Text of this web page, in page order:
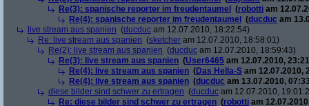
Re(3): spanische reporter im freudentaumel
(robotti am
Re(4): spanische reporter im freudentaumel
(ducduc am
live stream aus spanien (ducduc am 12.07.2010, 18:22:54)
Re: live stream aus spanien (sketcher am 12.07.2010, 18:58:01)
Re(2): live stream aus spanien (ducduc am 12.07.2010, 18:59:43)
Re(3): live stream aus spanien (User6465 am 12.07.2010,
Re(4): live stream aus spanien (Das Hella-S am 12.07.2010,
Re(4): live stream aus spanien (ducduc am 13.07.2010,
diese bilder sind schwer zu ertragen (ducduc am 12.07.2010,
Re: diese bilder sind schwer zu ertragen (robotti am